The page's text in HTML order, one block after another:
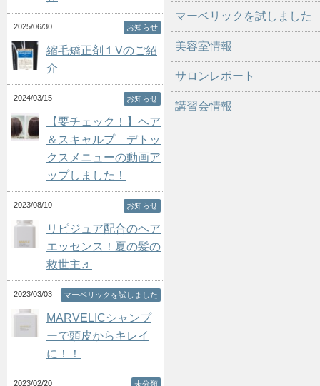
2025/06/30 お知らせ
縮毛矯正剤１Vのご紹
介
2024/03/15 お知らせ
【要チェック！】ヘア
＆スキャルプ デトッ
クスメニューの動画ア
ップしました！
2023/08/10 お知らせ
リピジュア配合のヘア
エッセンス！夏の髪の
救世主♬
2023/03/03 マーベリックを試しました
MARVELICシャンプ
ーで頭皮からキレイ
に！！
2023/02/20 未分類
マーベリックを試しました
美容室情報
サロンレポート
講習会情報